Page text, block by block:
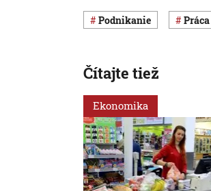
Podnikanie Práca
Čítajte tiež
Ekonomika